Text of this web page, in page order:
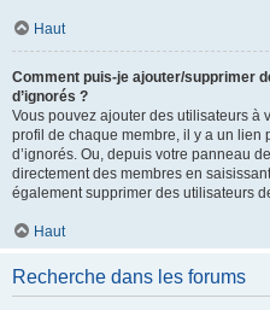
Haut
Comment puis-je ajouter/supprimer
d’ignorés ?
Vous pouvez ajouter des utilisateurs à
profil de chaque membre, il y a un lien
d’ignorés. Ou, depuis votre panneau
directement des membres en
également supprimer des utilisateurs
Haut
Recherche dans les forums